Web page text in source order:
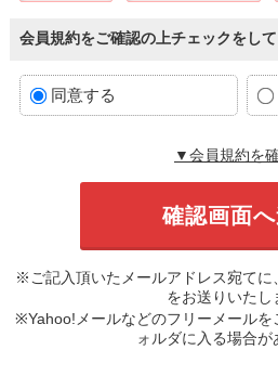
会員規約をご確認の上チェックをし
同意する
▼会員規約を
※ご記入頂いたメールアドレス宛てに
をお送りいたし
※Yahoo!メールなどのフリーメールを
ォルダに入る場合が